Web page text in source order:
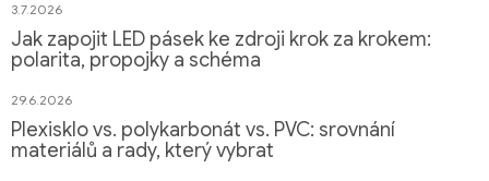
3.7.2026
Jak zapojit LED pásek ke zdroji krok za krokem:
polarita, propojky a schéma
29.6.2026
Plexisklo vs. polykarbonát vs. PVC: srovnání
materiálů a rady, který vybrat